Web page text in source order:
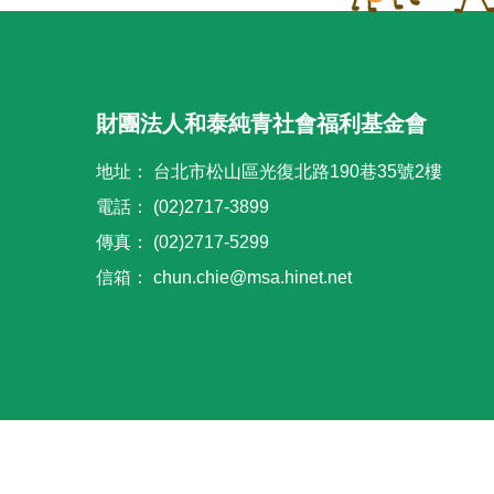
財團法人和泰純青社會福利基金會
地址：
台北市松山區光復北路190巷35號2樓
電話：
(02)2717-3899
傳真：
(02)2717-5299
信箱：
chun.chie@msa.hinet.net